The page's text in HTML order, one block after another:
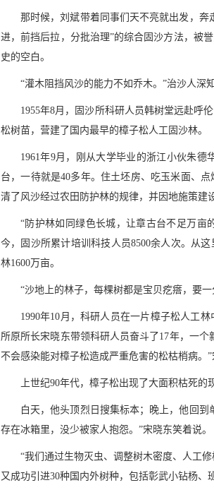
那时候，刘斌带着同事们天不亮就出发，奔
进，前挡后拉，分批治理”的综合固沙方法，被
史的空白。
“灌木阻挡风沙的能力不如乔木。”治沙人深
1955年8月，固沙所科研人员韩树堂远赴呼
松树苗，营建了国内最早的樟子松人工固沙林。
1961年9月，刚从大学毕业的浙江小伙朱
台，一待就是40多年。住土坯房、吃玉米面、
清了风沙经过农田防护林的规律，并因地施策建
“防护林如同绿色长城，让章古台不足万亩
今，固沙所累计培训科技人员8500余人次。从
林1600万亩。
“沙地上的林子，每棵树都是宝贝疙瘩，要
1990年10月，科研人员在一片樟子松人工
所原所长宋晓东带领科研人员奋斗了17年，一
不会感染能对樟子松造成严重危害的松枯梢病。
上世纪90年代，樟子松出现了大面积枯死
白天，他头顶烈日搜集标本；晚上，他回
存在冰箱里，没少被家人抱怨。”宋晓东笑着说。
“我们通过生物灭虫、调整树木密度、人工
又成功引进30种国内外树种，包括彰武小钻杨